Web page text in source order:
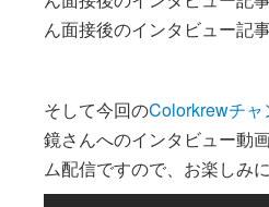
ん面接後のインタビュー記
そして今回のColorkrewチャ
鏡さんへのインタビュー動
ム配信ですので、お楽しみに